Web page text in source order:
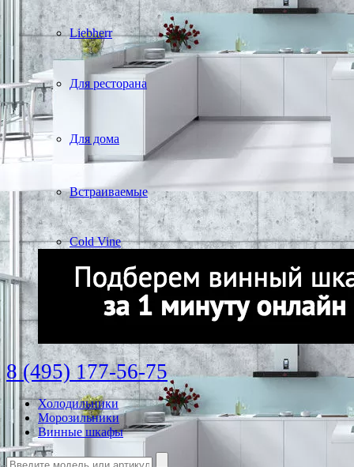
Liebherr
Для ресторана
Для дома
Встраиваемые
Cold Vine
8 (495) 177-56-75
Холодильники
Морозильники
Винные шкафы